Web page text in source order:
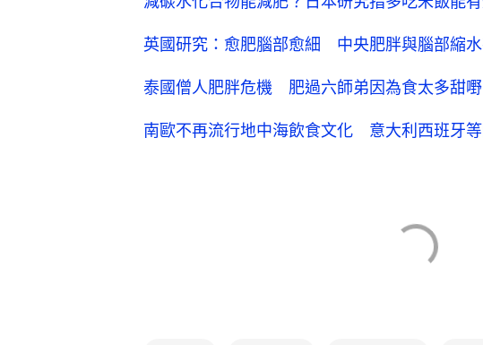
英國研究：愈肥腦部愈細 中央肥胖與腦部縮
泰國僧人肥胖危機 肥過六師弟因為食太多甜嘢
南歐不再流行地中海飲食文化 意大利西班牙